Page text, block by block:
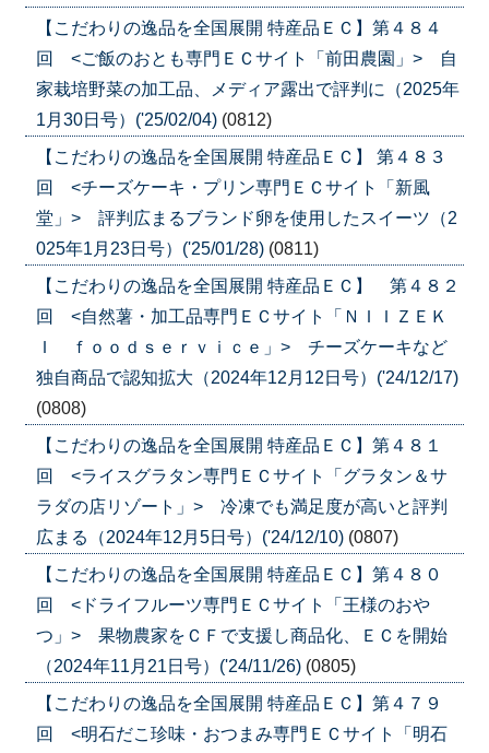
【こだわりの逸品を全国展開 特産品ＥＣ】第４８４
回 <ご飯のおとも専門ＥＣサイト「前田農園」> 自
家栽培野菜の加工品、メディア露出で評判に（2025年
1月30日号）('25/02/04) (0812)
【こだわりの逸品を全国展開 特産品ＥＣ】 第４８３
回 <チーズケーキ・プリン専門ＥＣサイト「新風
堂」> 評判広まるブランド卵を使用したスイーツ（2
025年1月23日号）('25/01/28) (0811)
【こだわりの逸品を全国展開 特産品ＥＣ】 第４８２
回 <自然薯・加工品専門ＥＣサイト「ＮＩＩＺＥＫ
Ｉ ｆｏｏｄｓｅｒｖｉｃｅ」> チーズケーキなど
独自商品で認知拡大（2024年12月12日号）('24/12/17)
(0808)
【こだわりの逸品を全国展開 特産品ＥＣ】第４８１
回 <ライスグラタン専門ＥＣサイト「グラタン＆サ
ラダの店リゾート」> 冷凍でも満足度が高いと評判
広まる（2024年12月5日号）('24/12/10) (0807)
【こだわりの逸品を全国展開 特産品ＥＣ】第４８０
回 <ドライフルーツ専門ＥＣサイト「王様のおや
つ」> 果物農家をＣＦで支援し商品化、ＥＣを開始
（2024年11月21日号）('24/11/26) (0805)
【こだわりの逸品を全国展開 特産品ＥＣ】第４７９
回 <明石だこ珍味・おつまみ専門ＥＣサイト「明石